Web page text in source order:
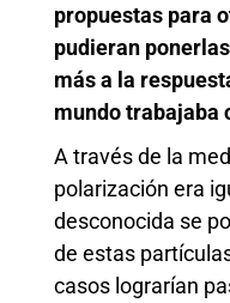
propuestas para
pudieran
más a la
mundo trabajaba
A través de la
polarización era
desconocida se
de estas
casos lograrían